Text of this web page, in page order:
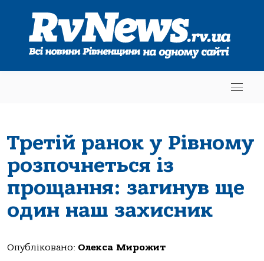
Третій ранок у Рівному
розпочнеться із
прощання: загинув ще
один наш захисник
Опубліковано: Олекса Мирожит